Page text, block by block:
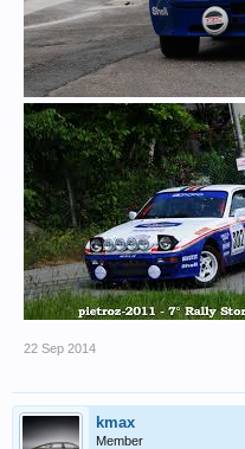
22 Sep 2014
kmax
Member